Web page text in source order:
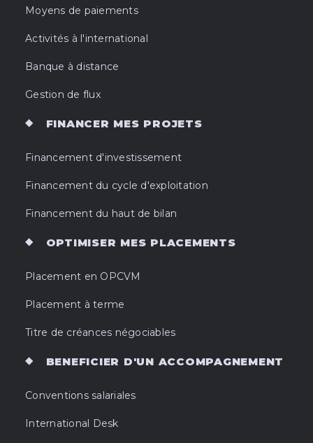
Moyens de paiements
Activités à l'international
Banque à distance
Gestion de flux
FINANCER MES PROJETS
Financement d'investissement
Financement du cycle d'exploitation
Financement du haut de bilan
OPTIMISER MES PLACEMENTS
Placement en OPCVM
Placement à terme
Titre de créances négociables
BENEFICIER D'UN ACCOMPAGNEMENT
Conventions salariales
International Desk